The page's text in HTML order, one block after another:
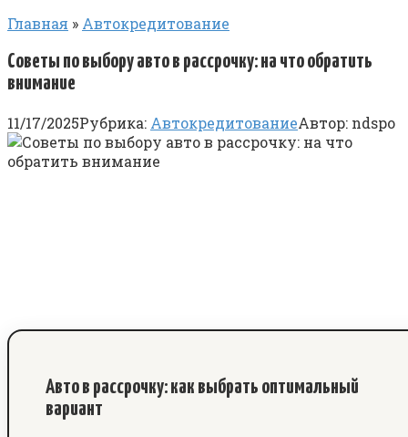
Главная » Автокредитование
Советы по выбору авто в рассрочку: на что обратить
внимание
11/17/2025Рубрика: АвтокредитованиеАвтор: ndspo
Авто в рассрочку: как выбрать оптимальный
вариант